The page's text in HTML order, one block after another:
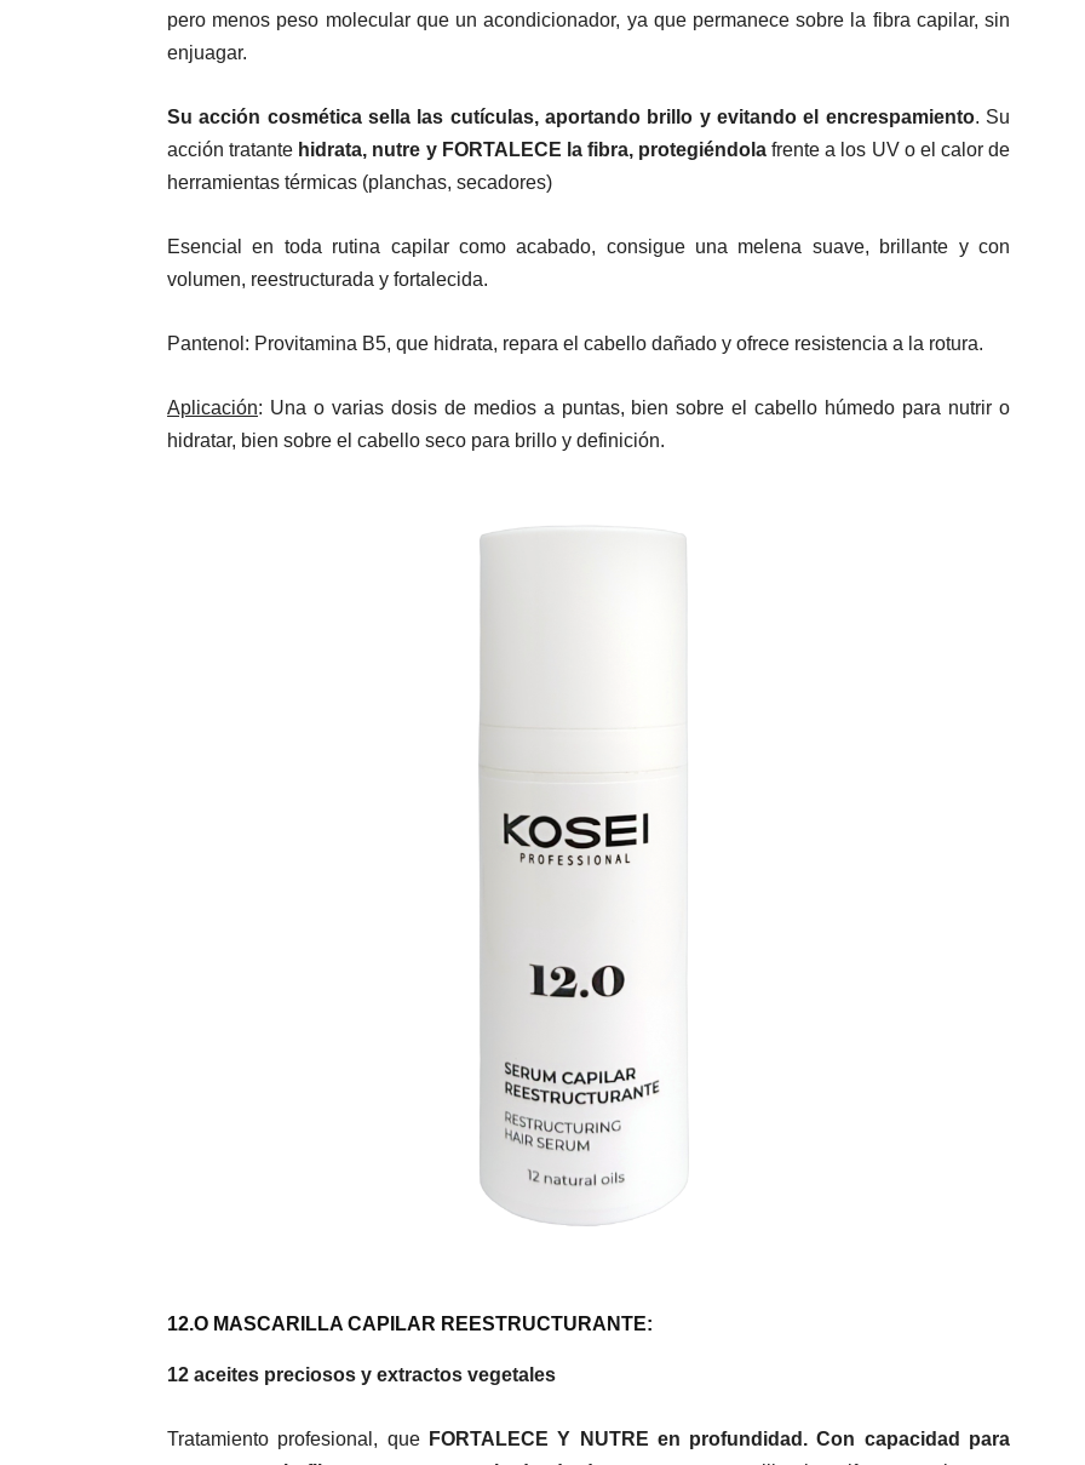
pero menos peso molecular que un acondicionador, ya que permanece sobre la fibra capilar, sin
enjuagar.
Su acción cosmética sella las cutículas, aportando brillo y evitando el encrespamiento. Su
acción tratante hidrata, nutre y FORTALECE la fibra, protegiéndola frente a los UV o el calor de
herramientas térmicas (planchas, secadores)
Esencial en toda rutina capilar como acabado, consigue una melena suave, brillante y con
volumen, reestructurada y fortalecida.
Pantenol: Provitamina B5, que hidrata, repara el cabello dañado y ofrece resistencia a la rotura.
Aplicación: Una o varias dosis de medios a puntas, bien sobre el cabello húmedo para nutrir o
hidratar, bien sobre el cabello seco para brillo y definición.
12.O MASCARILLA CAPILAR REESTRUCTURANTE:
12 aceites preciosos y extractos vegetales
Tratamiento profesional, que FORTALECE Y NUTRE en profundidad. Con capacidad para